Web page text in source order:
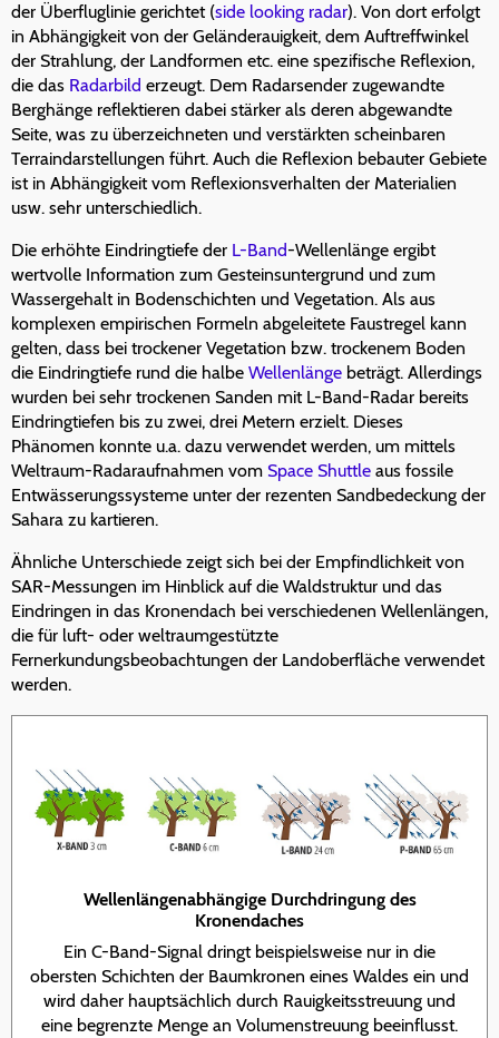
der Überfluglinie gerichtet (side looking radar). Von dort erfolgt
in Abhängigkeit von der Geländerauigkeit, dem Auftreffwinkel
der Strahlung, der Landformen etc. eine spezifische Reflexion,
die das Radarbild erzeugt. Dem Radarsender zugewandte
Berghänge reflektieren dabei stärker als deren abgewandte
Seite, was zu überzeichneten und verstärkten scheinbaren
Terraindarstellungen führt. Auch die Reflexion bebauter Gebiete
ist in Abhängigkeit vom Reflexionsverhalten der Materialien
usw. sehr unterschiedlich.
Die erhöhte Eindringtiefe der L-Band-Wellenlänge ergibt
wertvolle Information zum Gesteinsuntergrund und zum
Wassergehalt in Bodenschichten und Vegetation. Als aus
komplexen empirischen Formeln abgeleitete Faustregel kann
gelten, dass bei trockener Vegetation bzw. trockenem Boden
die Eindringtiefe rund die halbe Wellenlänge beträgt. Allerdings
wurden bei sehr trockenen Sanden mit L-Band-Radar bereits
Eindringtiefen bis zu zwei, drei Metern erzielt. Dieses
Phänomen konnte u.a. dazu verwendet werden, um mittels
Weltraum-Radaraufnahmen vom Space Shuttle aus fossile
Entwässerungssysteme unter der rezenten Sandbedeckung der
Sahara zu kartieren.
Ähnliche Unterschiede zeigt sich bei der Empfindlichkeit von
SAR-Messungen im Hinblick auf die Waldstruktur und das
Eindringen in das Kronendach bei verschiedenen Wellenlängen,
die für luft- oder weltraumgestützte
Fernerkundungsbeobachtungen der Landoberfläche verwendet
werden.
Wellenlängenabhängige Durchdringung des
Kronendaches
Ein C-Band-Signal dringt beispielsweise nur in die
obersten Schichten der Baumkronen eines Waldes ein und
wird daher hauptsächlich durch Rauigkeitsstreuung und
eine begrenzte Menge an Volumenstreuung beeinflusst.